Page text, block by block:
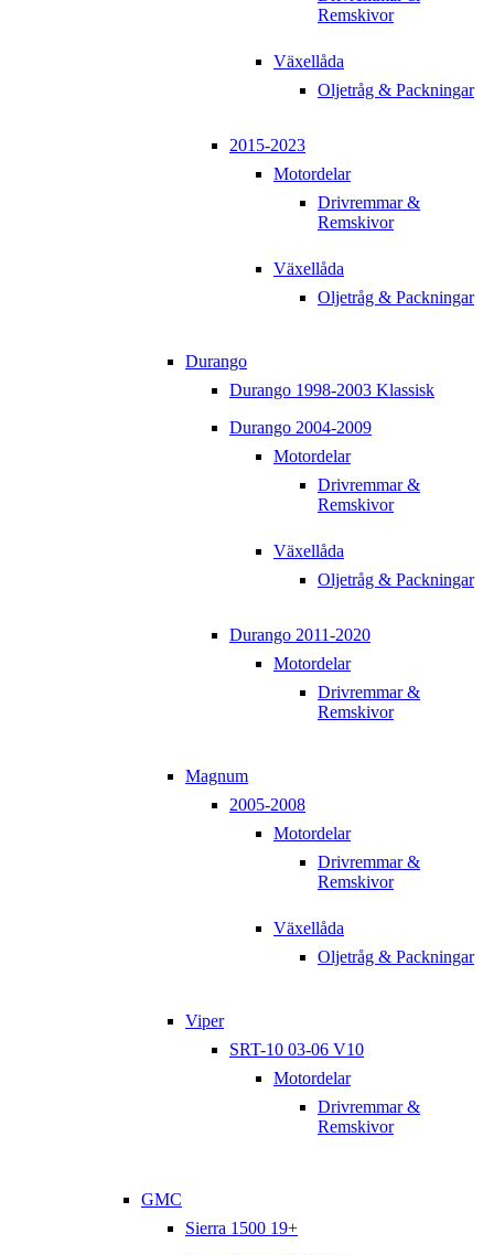
Remskivor
Växellåda
Oljetråg & Packningar
2015-2023
Motordelar
Drivremmar &
Remskivor
Växellåda
Oljetråg & Packningar
Durango
Durango 1998-2003 Klassisk
Durango 2004-2009
Motordelar
Drivremmar &
Remskivor
Växellåda
Oljetråg & Packningar
Durango 2011-2020
Motordelar
Drivremmar &
Remskivor
Magnum
2005-2008
Motordelar
Drivremmar &
Remskivor
Växellåda
Oljetråg & Packningar
Viper
SRT-10 03-06 V10
Motordelar
Drivremmar &
Remskivor
GMC
Sierra 1500 19+